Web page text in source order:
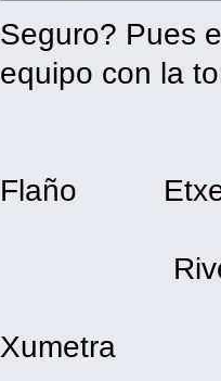
Seguro? Pues
equipo con la
Flaño
Rivera
Xumetra